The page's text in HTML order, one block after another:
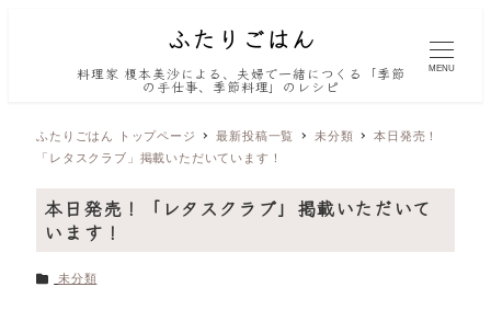
料理家 榎本美沙による、夫婦で一緒につくる「季節
の手仕事、季節料理」のレシピ
MENU
ふたりごはん トップページ 最新投稿一覧 未分類
本日発売！
「レタスクラブ」掲載いただいています！
本日発売！「レタスクラブ」掲載いただいて
います！
カテゴリー
未分類